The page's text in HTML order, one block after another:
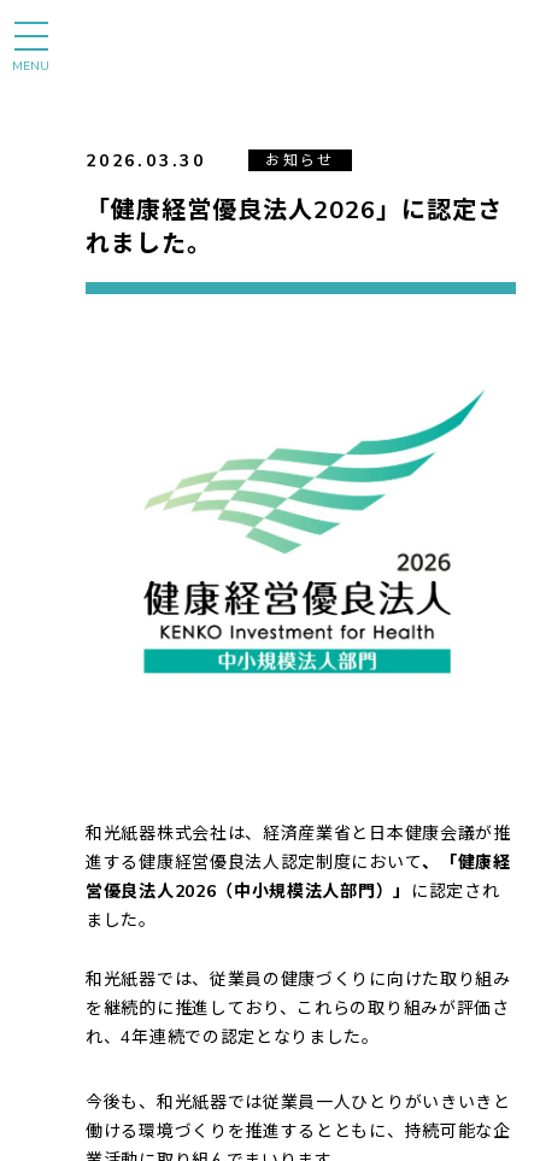
MENU
2026.03.30 お知らせ
「健康経営優良法人2026」に認定さ
れました。
和光紙器株式会社は、経済産業省と日本健康会議が推
進する健康経営優良法人認定制度において、「健康経
営優良法人2026（中小規模法人部門）」
に認定され
ました。
和光紙器では、従業員の健康づくりに向けた取り組み
を継続的に推進しており、これらの取り組みが評価さ
れ、4年連続での認定となりました。
今後も、和光紙器では従業員一人ひとりがいきいきと
働ける環境づくりを推進するとともに、持続可能な企